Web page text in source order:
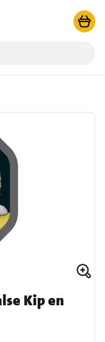
Kip en